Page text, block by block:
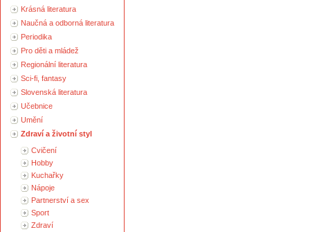
Krásná literatura
Naučná a odborná literatura
Periodika
Pro děti a mládež
Regionální literatura
Sci-fi, fantasy
Slovenská literatura
Učebnice
Umění
Zdraví a životní styl
Cvičení
Hobby
Kuchařky
Nápoje
Partnerství a sex
Sport
Zdraví